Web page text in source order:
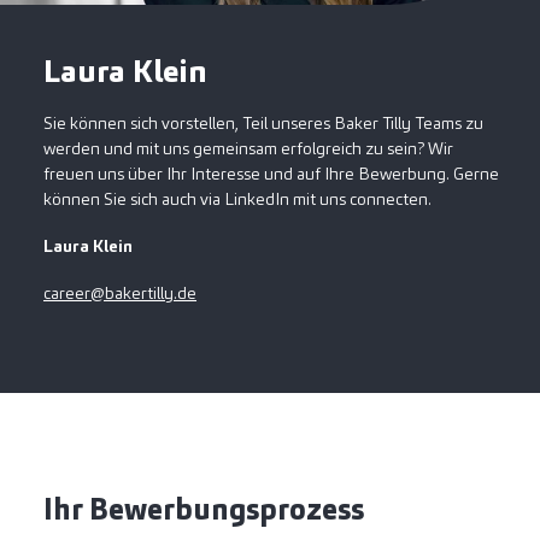
Laura Klein
Sie können sich vorstellen, Teil unseres Baker Tilly Teams zu
werden und mit uns gemeinsam erfolgreich zu sein? Wir
freuen uns über Ihr Interesse und auf Ihre Bewerbung. Gerne
können Sie sich auch via LinkedIn mit uns connecten.
Laura Klein
career@bakertilly.de
Ihr Bewerbungsprozess